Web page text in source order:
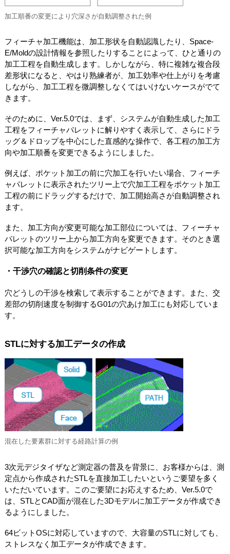
加工順番の変更により穴深さが自動調整された例
フィーチャ加工機能は、加工形状を自動認識したり、Space-
E/Moldの設計情報を参照したりすることによって、ひと通りの
加工工程を自動生成します。しかしながら、特に複雑な複合段
差形状になると、やはり熟練者が、加工効率や仕上がりを考慮
しながら、加工工程を微調整しなくてはいけないケースがでて
きます。
そのために、Ver.5.0では、まず、システムが自動生成した加工
工程をフィーチャパレットに解りやすく表示して、さらにドラ
ッグ＆ドロップを中心にした直感的な操作で、各工程の加工方
向や加工順番を変更できるようにしました。
例えば、ポケット加工の前に穴加工を行いたい場合、フィーチ
ャパレットに表示されたツリー上で穴加工工程をポケット加工
工程の前にドラッグするだけで、加工開始高さが自動調整され
ます。
また、加工方向が変更可能な加工部位については、フィーチャ
パレットのツリー上から加工方向を変更できます。そのとき選
択可能な加工方向をシステムがナビゲートします。
・干渉穴の確認と切削条件の変更
穴どうしの干渉を検索して表示することができます。また、交
差部の切削速度を制御するG01の穴あけ加工にも対応していま
す。
STLに対する加工データの作成
混在した要素群に対する経路計算の例
3次元デジタイザなど測定器の普及を背景に、お客様からは、測
定点から作成されたSTLを直接加工したいというご要望を多く
いただいています。このご要望にお応えするため、Ver.5.0で
は、STLとCAD面が混在した3Dモデルに加工データが作成でき
るようにしました。
64ビットOSに対応していますので、大容量のSTLに対しても、
ストレスなく加工データが作成できます。